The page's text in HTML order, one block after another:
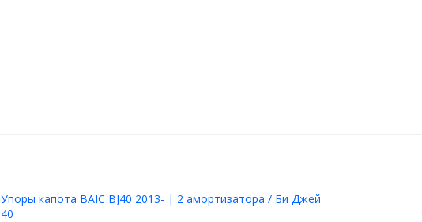
Упоры капота BAIC BJ40 2013- | 2 амортизатора / Би Джей
40